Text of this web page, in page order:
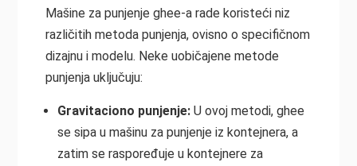
Mašine za punjenje ghee-a rade koristeći niz
različitih metoda punjenja, ovisno o specifičnom
dizajnu i modelu. Neke uobičajene metode
punjenja uključuju:
Gravitaciono punjenje:U ovoj metodi, ghee
se sipa u mašinu za punjenje iz kontejnera, a
zatim se raspoređuje u kontejnere za